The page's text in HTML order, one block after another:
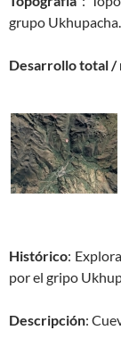
grupo
Desarrollo total /
Histórico:
por el gripo
Descripción: